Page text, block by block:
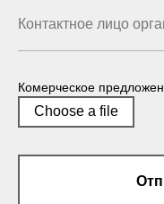
Комерческое
Choose a file